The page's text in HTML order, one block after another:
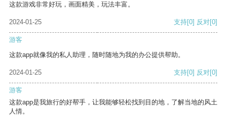
这款游戏非常好玩，画面精美，玩法丰富。
2024-01-25 支持[0] 反对[0]
游客
这款app就像我的私人助理，随时随地为我的办公提供帮助。
2024-01-25 支持[0] 反对[0]
游客
这款app是我旅行的好帮手，让我能够轻松找到目的地，了解当地的风土
人情。